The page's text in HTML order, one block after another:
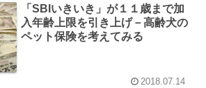
「SBIいきいき」が１１歳まで加
入年齢上限を引き上げ－高齢犬の
ペット保険を考えてみる
2018.07.14